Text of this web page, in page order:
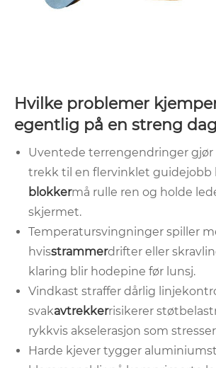
Hvilke problemer
egentlig på en streng
Uventede terrengendringer
trekk til en flervinklet guidejobb
blokkermå rulle ren og holde
skjermet.
Temperatursvingninger spiller
hvisstrammerdrifter eller
klaring blir hodepine før lunsj.
Vindkast straffer dårlig
svakavtrekkerrisikerer
rykkvis akselerasjon som
Harde kjever tygger